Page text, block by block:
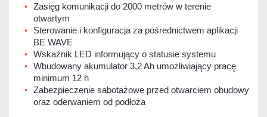
Zasięg komunikacji do 2000 metrów w terenie
otwartym
Sterowanie i konfiguracja za pośrednictwem aplikacji
BE WAVE
Wskaźnik LED informujący o statusie systemu
Wbudowany akumulator 3,2 Ah umożliwiający pracę
minimum 12 h
Zabezpieczenie sabotażowe przed otwarciem obudowy
oraz oderwaniem od podłoża